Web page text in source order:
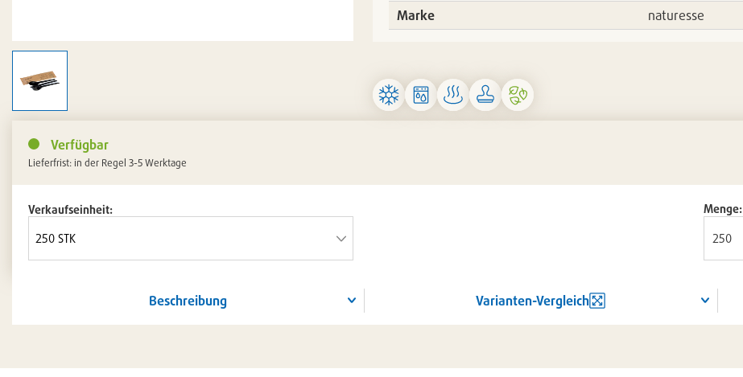
Marke
naturesse
Verfügbar
Lieferfrist: in der Regel 3-5 Werktage
Verkaufseinheit: Menge:
Beschreibung Varianten-Vergleich